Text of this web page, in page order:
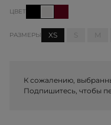
ЦВЕТ
РАЗМЕРЫ XS M
К сожалению,
Подпишитесь, чтобы